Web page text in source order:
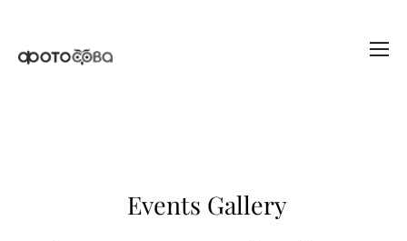
Events Gallery